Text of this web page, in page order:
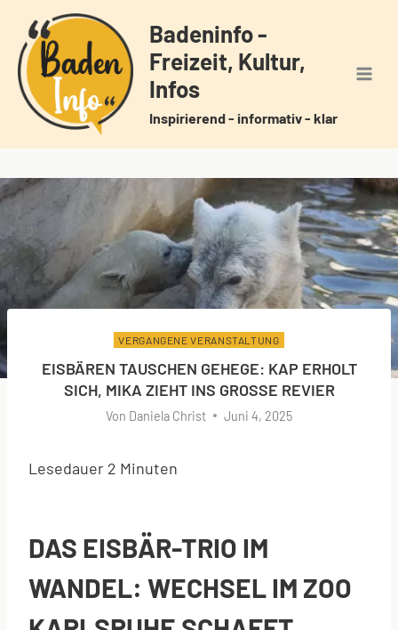
Inhalt
springen
Badeninfo -
Freizeit, Kultur,
Infos
Inspirierend - informativ - klar
VERGANGENE VERANSTALTUNG
EISBÄREN TAUSCHEN GEHEGE: KAP ERHOLT
SICH, MIKA ZIEHT INS GROSSE REVIER
Von Daniela Christ Juni 4, 2025
Lesedauer 2 Minuten
DAS EISBÄR-TRIO IM
WANDEL: WECHSEL IM ZOO